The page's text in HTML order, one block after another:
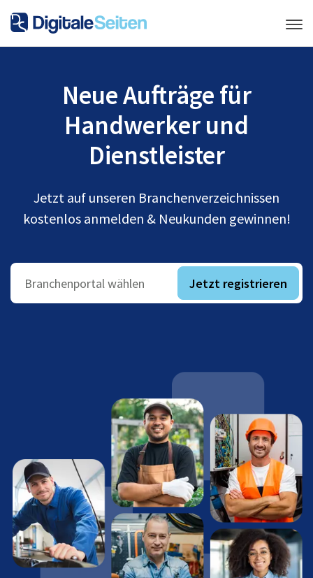
Neue Aufträge für
Handwerker und
Dienstleister
Jetzt auf unseren Branchenverzeichnissen
kostenlos anmelden & Neukunden gewinnen!
Branchenportal wählen Jetzt registrieren